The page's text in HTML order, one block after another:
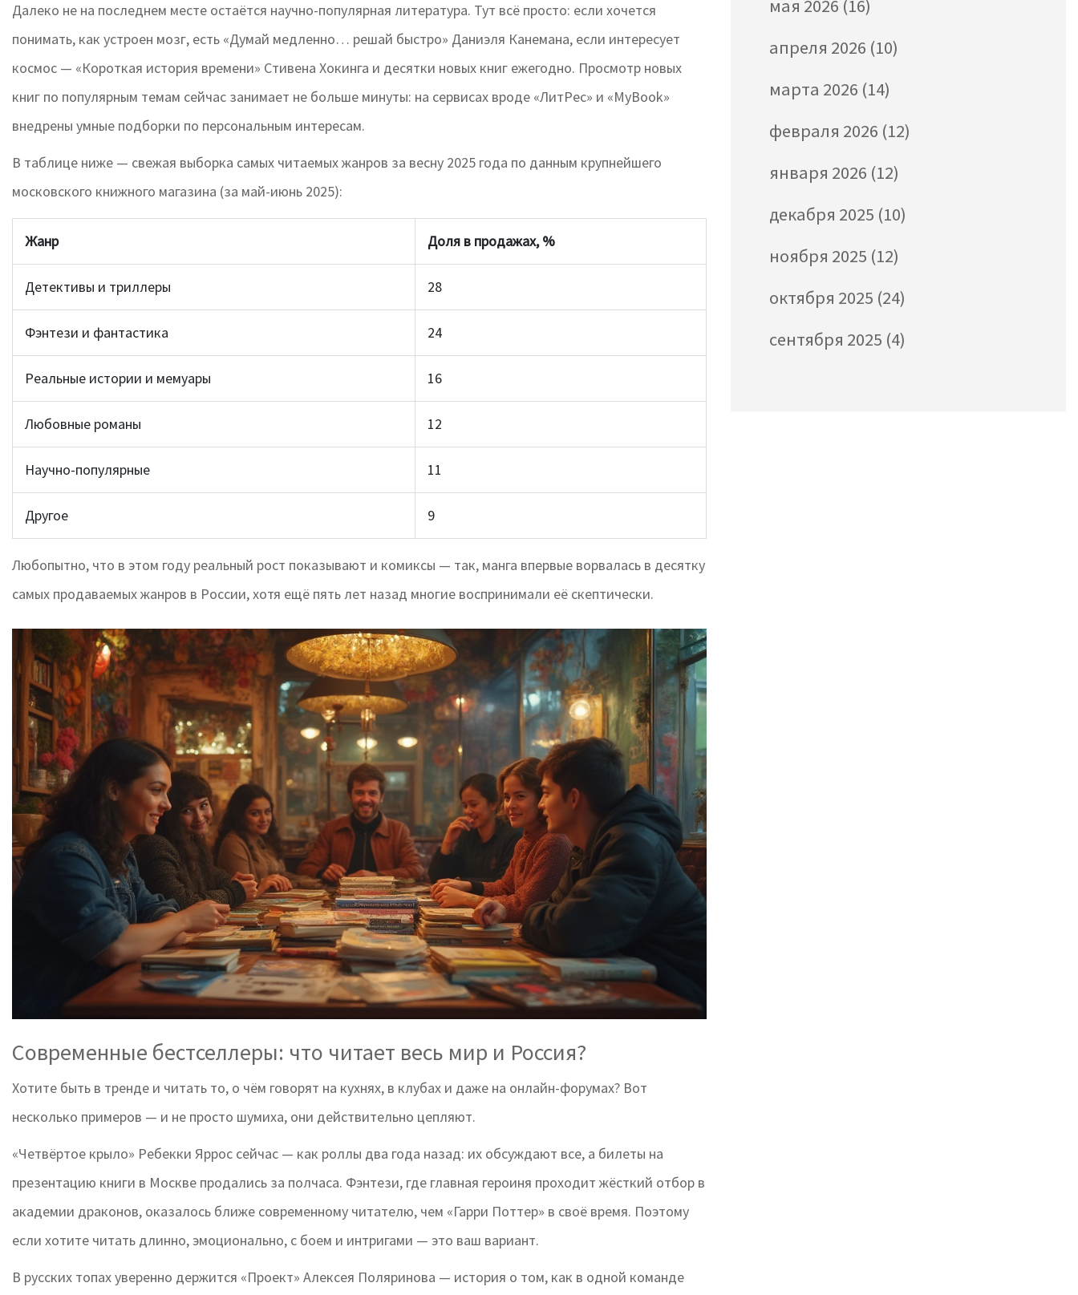
Далеко не на последнем месте остаётся научно-популярная литература. Тут всё просто: если хочется
понимать, как устроен мозг, есть «Думай медленно… решай быстро» Даниэля Канемана, если интересует
космос — «Короткая история времени» Стивена Хокинга и десятки новых книг ежегодно. Просмотр новых
книг по популярным темам сейчас занимает не больше минуты: на сервисах вроде «ЛитРес» и «MyBook»
внедрены умные подборки по персональным интересам.
В таблице ниже — свежая выборка самых читаемых жанров за весну 2025 года по данным крупнейшего
московского книжного магазина (за май-июнь 2025):
Жанр Доля в продажах, %
Детективы и триллеры 28
Фэнтези и фантастика 24
Реальные истории и мемуары 16
Любовные романы 12
Научно-популярные 11
Другое 9
Любопытно, что в этом году реальный рост показывают и комиксы — так, манга впервые ворвалась в десятку
самых продаваемых жанров в России, хотя ещё пять лет назад многие воспринимали её скептически.
Современные бестселлеры: что читает весь мир и Россия?
Хотите быть в тренде и читать то, о чём говорят на кухнях, в клубах и даже на онлайн-форумах? Вот
несколько примеров — и не просто шумиха, они действительно цепляют.
«Четвёртое крыло» Ребекки Яррос сейчас — как роллы два года назад: их обсуждают все, а билеты на
презентацию книги в Москве продались за полчаса. Фэнтези, где главная героиня проходит жёсткий отбор в
академии драконов, оказалось ближе современному читателю, чем «Гарри Поттер» в своё время. Поэтому
если хотите читать длинно, эмоционально, с боем и интригами — это ваш вариант.
В русских топах уверенно держится «Проект» Алексея Поляринова — история о том, как в одной команде
мая 2026 (16)
апреля 2026 (10)
марта 2026 (14)
февраля 2026 (12)
января 2026 (12)
декабря 2025 (10)
ноября 2025 (12)
октября 2025 (24)
сентября 2025 (4)